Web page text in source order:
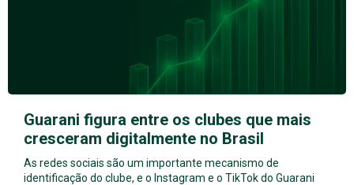
Guarani figura entre os clubes que mais
cresceram digitalmente no Brasil
As redes sociais são um importante mecanismo de
identificação do clube, e o Instagram e o TikTok do Guarani